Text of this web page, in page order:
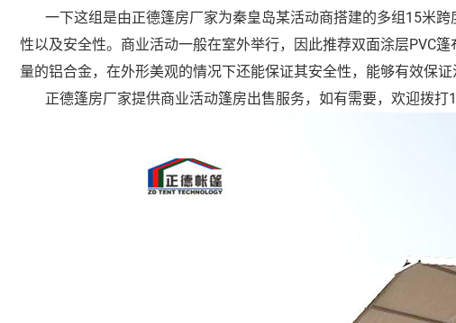
一下这组是由正德篷房厂家为秦皇岛某活动商搭建的多组15米跨
性以及安全性。商业活动一般在室外举行，因此推荐双面涂层PVC
量的铝合金，在外形美观的情况下还能保证其安全性，能够有效保证
正德篷房厂家提供商业活动篷房出售服务，如有需要，欢迎拨打